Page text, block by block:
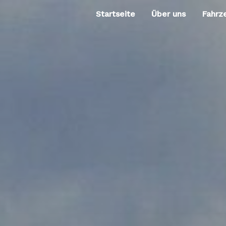
Startseite Über uns